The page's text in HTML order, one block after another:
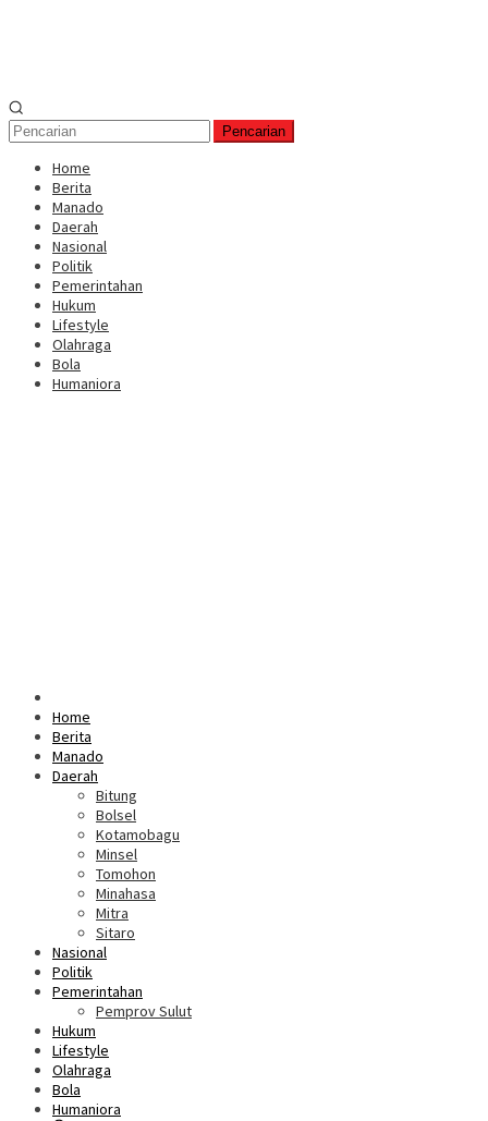
Pencarian
Home
Berita
Manado
Daerah
Nasional
Politik
Pemerintahan
Hukum
Lifestyle
Olahraga
Bola
Humaniora
Home
Berita
Manado
Daerah
Bitung
Bolsel
Kotamobagu
Minsel
Tomohon
Minahasa
Mitra
Sitaro
Nasional
Politik
Pemerintahan
Pemprov Sulut
Hukum
Lifestyle
Olahraga
Bola
Humaniora